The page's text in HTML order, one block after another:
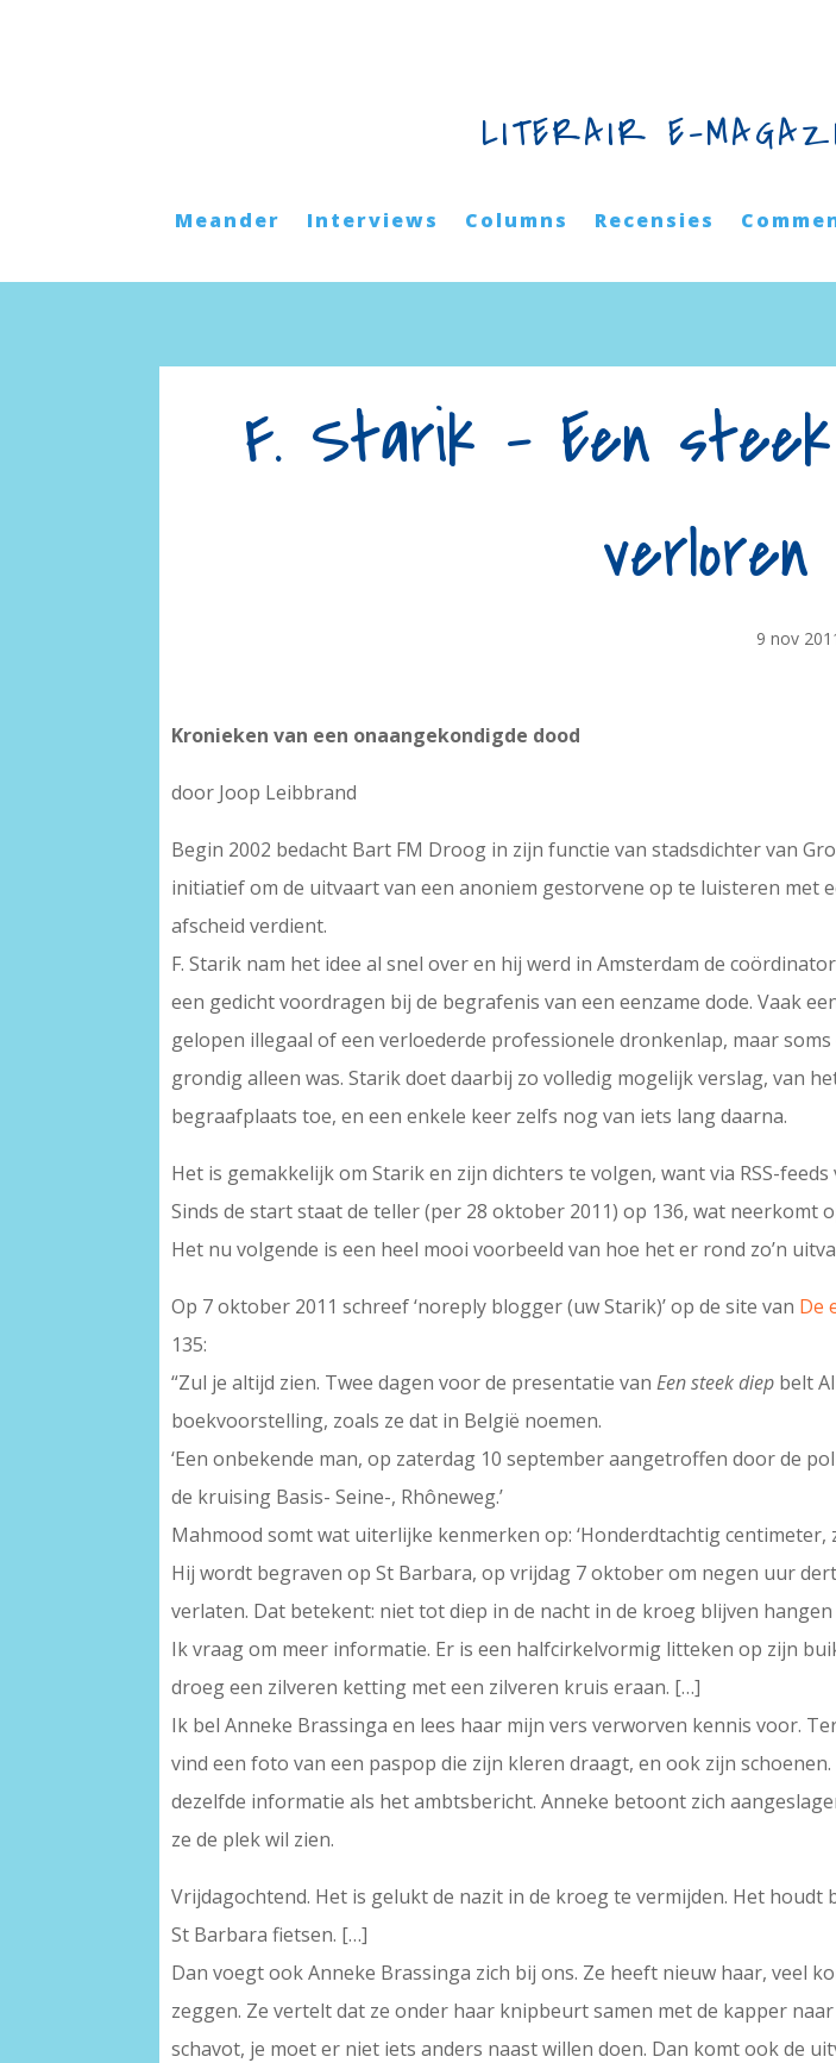
LITERAIR E-
Meander Interviews Columns Recensies
F. Starik – Een
verloren
9 nov
Kronieken van een onaangekondigde dood
door Joop Leibbrand
Begin 2002 bedacht Bart FM Droog in zijn functie van stadsdichter van
initiatief om de uitvaart van een anoniem gestorvene op te luisteren met
afscheid verdient.
F. Starik nam het idee al snel over en hij werd in Amsterdam de
een gedicht voordragen bij de begrafenis van een eenzame dode. Vaak
gelopen illegaal of een verloederde professionele dronkenlap, maar
grondig alleen was. Starik doet daarbij zo volledig mogelijk verslag, van
begraafplaats toe, en een enkele keer zelfs nog van iets lang daarna.
Het is gemakkelijk om Starik en zijn dichters te volgen, want via RSS-
Sinds de start staat de teller (per 28 oktober 2011) op 136, wat neerkomt
Het nu volgende is een heel mooi voorbeeld van hoe het er rond zo’n
Op 7 oktober 2011 schreef ‘noreply blogger (uw Starik)’ op de site van De
135:
“Zul je altijd zien. Twee dagen voor de presentatie vanEen steek diep belt
boekvoorstelling, zoals ze dat in België noemen.
‘Een onbekende man, op zaterdag 10 september aangetroffen door de
de kruising Basis- Seine-, Rhôneweg.’
Mahmood somt wat uiterlijke kenmerken op: ‘Honderdtachtig
Hij wordt begraven op St Barbara, op vrijdag 7 oktober om negen uur
verlaten. Dat betekent: niet tot diep in de nacht in de kroeg blijven
Ik vraag om meer informatie. Er is een halfcirkelvormig litteken op zijn
droeg een zilveren ketting met een zilveren kruis eraan. […]
Ik bel Anneke Brassinga en lees haar mijn vers verworven kennis voor.
vind een foto van een paspop die zijn kleren draagt, en ook zijn
dezelfde informatie als het ambtsbericht. Anneke betoont zich
ze de plek wil zien.
Vrijdagochtend. Het is gelukt de nazit in de kroeg te vermijden. Het
St Barbara fietsen. […]
Dan voegt ook Anneke Brassinga zich bij ons. Ze heeft nieuw haar, veel
zeggen. Ze vertelt dat ze onder haar knipbeurt samen met de kapper
schavot, je moet er niet iets anders naast willen doen. Dan komt ook de